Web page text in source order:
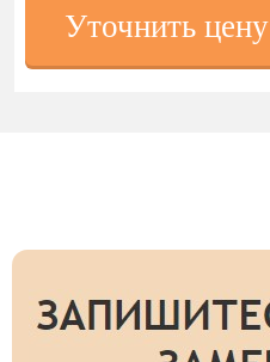
Уточнить цену